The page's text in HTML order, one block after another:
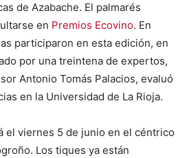
de Azabache. El palmarés
en Premios Ecovino. En
participaron en esta edición, en
por una treintena de expertos,
Antonio Tomás Palacios, evaluó
en la Universidad de La Rioja.
el viernes 5 de junio en el céntrico
Los tiques ya están